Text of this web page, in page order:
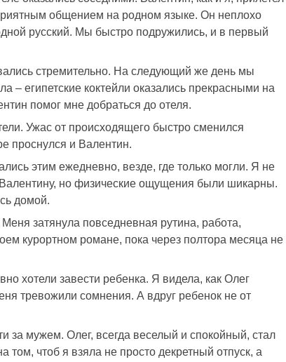
общением на родном языке. Он неплохо
русский. Мы быстро подружились, и в первый
стремительно. На следующий же день мы
египетские коктейли оказались прекрасными на
помог мне добраться до отеля.
Ужас от происходящего быстро сменился
проснулся и Валентин.
этим ежедневно, везде, где только могли. Я не
Валентину, но физические ощущения были шикарны.
домой.
затянула повседневная рутина, работа,
курортном романе, пока через полтора месяца не
хотели завести ребенка. Я видела, как Олег
тревожили сомнения. А вдруг ребенок не от
за мужем. Олег, всегда веселый и спокойный, стал
чтоб я взяла не просто декретный отпуск, а